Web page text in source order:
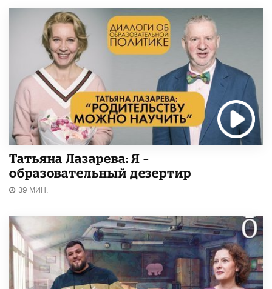
Татьяна Лазарева: Я –
образовательный дезертир
39 МИН.